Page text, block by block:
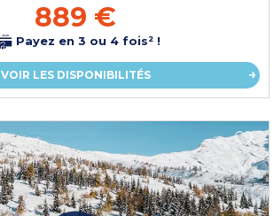
889 €
Payez en 3 ou 4 fois² !
VOIR LES DISPONIBILITÉS